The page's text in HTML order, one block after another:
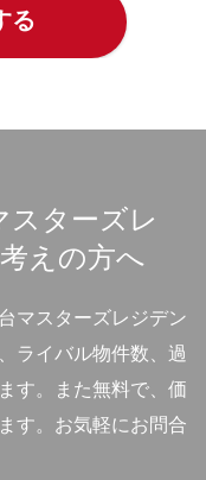
スターズレ
えの方へ
マスターズレジデン
ライバル物件数、過
す。
また無料で、価
す。お気軽にお問合